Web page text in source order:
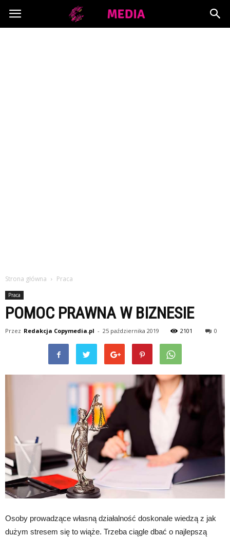
Copymedia.pl
Strona główna Praca
Praca
POMOC PRAWNA W BIZNESIE
Przez Redakcja Copymedia.pl - 25 października 2019 2101 0
Osoby prowadzące własną działalność doskonale wiedzą z jak
dużym stresem się to wiąże. Trzeba ciągle dbać o najlepszą